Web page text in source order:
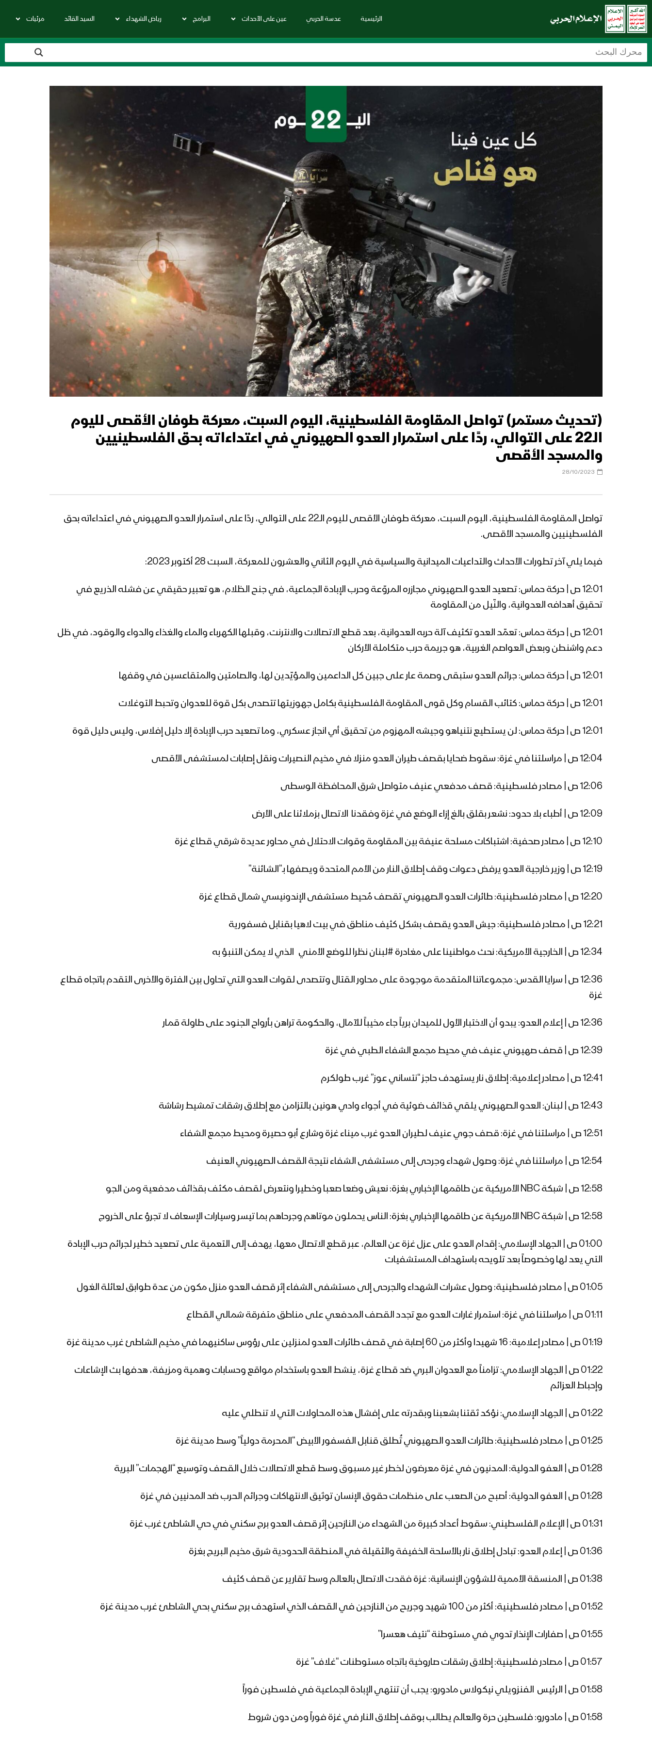
الرئيسية عدسة الحربي عين على الأحداث البرامج رياض الشهداء السيد القائد مرئيات
(تحديث مستمر) تواصل المقاومة الفلسطينية، اليوم السبت، معركة طوفان الأقصى لليوم
الـ22 على التوالي، ردًا على استمرار العدو الصهيوني في اعتداءاته بحق الفلسطينيين
والمسجد الأقصى
28/10/2023
تواصل المقاومة الفلسطينية، اليوم السبت، معركة طوفان الأقصى لليوم الـ22 على التوالي، ردًا على استمرار العدو الصهيوني في اعتداءاته بحق
الفلسطينيين والمسجد الأقصى.
فيما يلي آخر تطورات الأحداث والتداعيات الميدانية والسياسية في اليوم الثاني والعشرون للمعركة، السبت 28 أكتوبر 2023:
12:01 ص | حركة حماس: تصعيد العدو الصهيوني مجازره المروّعة وحرب الإبادة الجماعية، في جنح الظلام، هو تعبير حقيقي عن فشله الذريع في
تحقيق أهدافه العدوانية، والنّيل من المقاومة
12:01 ص | حركة حماس: تعمّد العدو تكثيف آلة حربه العدوانية، بعد قطع الاتصالات والانترنت، وقبلها الكهرباء والماء والغذاء والدواء والوقود، في ظل
دعم واشنطن وبعض العواصم الغربية، هو جريمة حرب متكاملة الأركان
12:01 ص | حركة حماس: جرائم العدو ستبقى وصمة عار على جبين كل الداعمين والمؤيّدين لها، والصامتين والمتقاعسين في وقفها
12:01 ص | حركة حماس: كتائب القسام وكل قوى المقاومة الفلسطينية بكامل جهوزيتها تتصدى بكل قوة للعدوان وتحبط التوغلات
12:01 ص | حركة حماس: لن يستطيع نتنياهو وجيشه المهزوم من تحقيق أي انجاز عسكري، وما تصعيد حرب الإبادة إلا دليل إفلاس، وليس دليل قوة
12:04 ص | مراسلتنا في غزة: سقوط ضحايا بقصف طيران العدو منزلا في مخيم النصيرات ونقل إصابات لمستشفى الأقصى
12:06 ص | مصادر فلسطينية: قصف مدفعي عنيف متواصل شرق المحافظة الوسطى
12:09 ص | أطباء بلا حدود: نشعر بقلق بالغ إزاء الوضع في غزة وفقدنا الاتصال بزملائنا على الأرض
12:10 ص | مصادر صحفية: اشتباكات مسلحة عنيفة بين المقاومة وقوات الاحتلال في محاور عديدة شرقي قطاع غزة
12:19 ص | وزير خارجية العدو يرفض دعوات وقف إطلاق النار من الأمم المتحدة ويصفها بـ”الشائنة”
12:20 ص | مصادر فلسطينية: طائرات العدو الصهيوني تقصف مُحيط مستشفى الإندونيسي شمال قطاع غزة
12:21 ص | مصادر فلسطينية: جيش العدو يقصف بشكل كثيف مناطق في بيت لاهيا بقنابل فسفورية
12:34 ص | الخارجية الأمريكية: نحث مواطنينا على مغادرة #لبنان نظرا للوضع الأمني الذي لا يمكن التنبؤ به
12:36 ص | سرايا القدس: مجموعاتنا المتقدمة موجودة على محاور القتال وتتصدى لقوات العدو التي تحاول بين الفترة والأخرى التقدم باتجاه قطاع
غزة
12:36 ص | إعلام العدو: يبدو أن الاختبار الأول للميدان برياً جاء مخيباً للآمال، والحكومة تراهن بأرواح الجنود على طاولة قمار
12:39 ص | قصف صهيوني عنيف في محيط مجمع الشفاء الطبي في غزة
12:41 ص | مصادر إعلامية: إطلاق نار يستهدف حاجز “نتساني عوز” غرب طولكرم
12:43 ص | لبنان: العدو الصهيوني يلقي قذائف ضوئية في أجواء وادي هونين بالتزامن مع إطلاق رشقات تمشيط رشاشة
12:51 ص | مراسلتنا في غزة: قصف جوي عنيف لطيران العدو غرب ميناء غزة وشارع أبو حصيرة ومحيط مجمع الشفاء
12:54 ص | مراسلتنا في غزة: وصول شهداء وجرحى إلى مستشفى الشفاء نتيجة القصف الصهيوني العنيف
12:58 ص | شبكة NBC الأمريكية عن طاقمها الإخباري بغزة: نعيش وضعا صعبا وخطيرا ونتعرض لقصف مكثف بقذائف مدفعية ومن الجو
12:58 ص | شبكة NBC الأمريكية عن طاقمها الإخباري بغزة: الناس يحملون موتاهم وجرحاهم بما تيسر وسيارات الإسعاف لا تجرؤ على الخروج
01:00 ص | الجهاد الإسلامي: إقدام العدو على عزل غزة عن العالم، عبر قطع الاتصال معها، يهدف إلى التعمية على تصعيد خطير لجرائم حرب الإبادة
التي يعد لها وخصوصاً بعد تلويحه باستهداف المستشفيات
01:05 ص | مصادر فلسطينية: وصول عشرات الشهداء والجرحى إلى مستشفى الشفاء إثر قصف العدو منزل مكون من عدة طوابق لعائلة الغول
01:11 ص | مراسلتنا في غزة: استمرار غارات العدو مع تجدد القصف المدفعي على مناطق متفرقة شمالي القطاع
01:19 ص | مصادر إعلامية: 16 شهيدا وأكثر من 60 إصابة في قصف طائرات العدو لمنزلين على رؤوس ساكنيهما في مخيم الشاطئ غرب مدينة غزة
01:22 ص | الجهاد الإسلامي: تزامناً مع العدوان البري ضد قطاع غزة، ينشط العدو باستخدام مواقع وحسابات وهمية ومزيفة، هدفها بث الإشاعات
وإحباط العزائم
01:22 ص | الجهاد الإسلامي: نؤكد ثقتنا بشعبنا وبقدرته على إفشال هذه المحاولات التي لا تنطلي عليه
01:25 ص | مصادر فلسطينية: طائرات العدو الصهيوني تُطلق قنابل الفسفور الأبيض “المحرمة دولياً” وسط مدينة غزة
01:28 ص | العفو الدولية: المدنيون في غزة معرضون لخطر غير مسبوق وسط قطع الاتصالات خلال القصف وتوسيع “الهجمات” البرية
01:28 ص | العفو الدولية: أصبح من الصعب على منظمات حقوق الإنسان توثيق الانتهاكات وجرائم الحرب ضد المدنيين في غزة
01:31 ص | الإعلام الفلسطيني: سقوط أعداد كبيرة من الشهداء من النازحين إثر قصف العدو برج سكني في حي الشاطئ غرب غزة
01:36 ص | إعلام العدو: تبادل إطلاق نار بالأسلحة الخفيفة والثقيلة في المنطقة الحدودية شرق مخيم البريج بغزة
01:38 ص | المنسقة الأممية للشؤون الإنسانية: غزة فقدت الاتصال بالعالم وسط تقارير عن قصف كثيف
01:52 ص | مصادر فلسطينية: أكثر من 100 شهيد وجريح من النازحين في القصف الذي استهدف برج سكني بحي الشاطئ غرب مدينة غزة
01:55 ص | صفارات الإنذار تدوي في مستوطنة “نتيف هعسرا”
01:57 ص | مصادر فلسطينية: إطلاق رشقات صاروخية باتجاه مستوطنات “غلاف” غزة
01:58 ص | الرئيس الفنزويلي نيكولاس مادورو: يجب أن تنتهي الإبادة الجماعية في فلسطين فوراً
01:58 ص | مادورو: فلسطين حرة والعالم يطالب بوقف إطلاق النار في غزة فوراً ومن دون شروط